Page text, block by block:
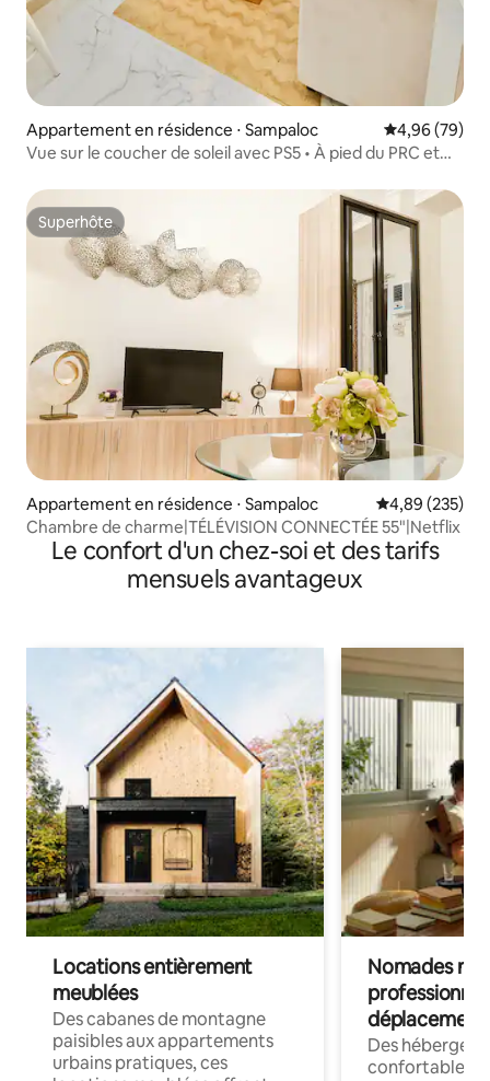
Appartement en résidence ⋅ Sampaloc Évaluation
4,96 (79)
Vue sur le coucher de soleil avec PS5 • À pied du PRC et
Superhôte
Superhôte
Appartement en résidence ⋅ Sampaloc Évaluation
4,89 (235)
Chambre de charme|TÉLÉVISION CONNECTÉE 55"|Netflix
Le confort d'un chez-soi et des tarifs
mensuels avantageux
Locations entièrement
meublées
Des cabanes de montagne
paisibles aux appartements
urbains pratiques, ces
Nomades
déplacement
Des
confortables